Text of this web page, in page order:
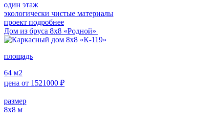
один этаж
экологически чистые материалы
проект подробнее
Дом из бруса 8х8 «Родной»
площадь
64 м2
цена от 1521000 ₽
размер
8х8 м